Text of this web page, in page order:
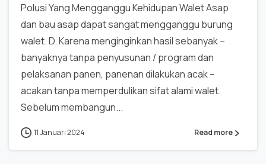
Polusi Yang Mengganggu Kehidupan Walet Asap
dan bau asap dapat sangat mengganggu burung
walet. D. Karena menginginkan hasil sebanyak –
banyaknya tanpa penyusunan / program dan
pelaksanan panen, panenan dilakukan acak –
acakan tanpa memperdulikan sifat alami walet.
Sebelum membangun...
11 Januari 2024 Read more